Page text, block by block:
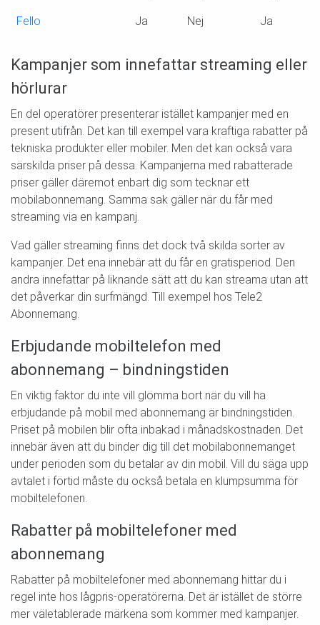
Fello Ja Nej Ja
Kampanjer som innefattar streaming eller
hörlurar
En del operatörer presenterar istället kampanjer med en
present utifrån. Det kan till exempel vara kraftiga rabatter på
tekniska produkter eller mobiler. Men det kan också vara
särskilda priser på dessa. Kampanjerna med rabatterade
priser gäller däremot enbart dig som tecknar ett
mobilabonnemang. Samma sak gäller när du får med
streaming via en kampanj.
Vad gäller streaming finns det dock två skilda sorter av
kampanjer. Det ena innebär att du får en gratisperiod. Den
andra innefattar på liknande sätt att du kan streama utan att
det påverkar din surfmängd. Till exempel hos Tele2
Abonnemang.
Erbjudande mobiltelefon med
abonnemang – bindningstiden
En viktig faktor du inte vill glömma bort när du vill ha
erbjudande på mobil med abonnemang är bindningstiden.
Priset på mobilen blir ofta inbakad i månadskostnaden. Det
innebär även att du binder dig till det mobilabonnemanget
under perioden som du betalar av din mobil. Vill du säga upp
avtalet i förtid måste du också betala en klumpsumma för
mobiltelefonen.
Rabatter på mobiltelefoner med
abonnemang
Rabatter på mobiltelefoner med abonnemang hittar du i
regel inte hos lågpris-operatörerna. Det är istället de större
mer väletablerade märkena som kommer med kampanjer.